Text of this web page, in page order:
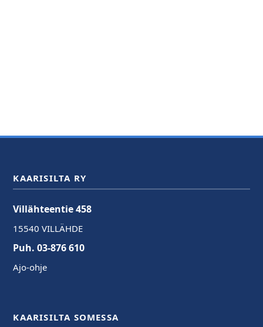
KAARISILTA RY
Villähteentie 458
15540 VILLÄHDE
Puh. 03-876 610
Ajo-ohje
KAARISILTA SOMESSA